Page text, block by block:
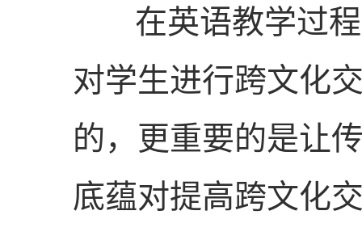
在英语教学过程
对学生进行跨文化
的，更重要的是让
底蕴对提高跨文化